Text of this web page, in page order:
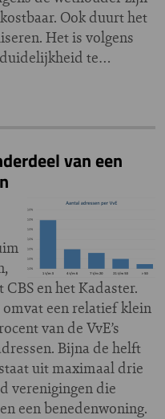
Ook duurt het
Het is volgens
te…
van een
en het Kadaster.
omvat een relatief klein
van de VvE’s
Bijna de helft
uit maximaal drie
verenigingen die
een benedenwoning.